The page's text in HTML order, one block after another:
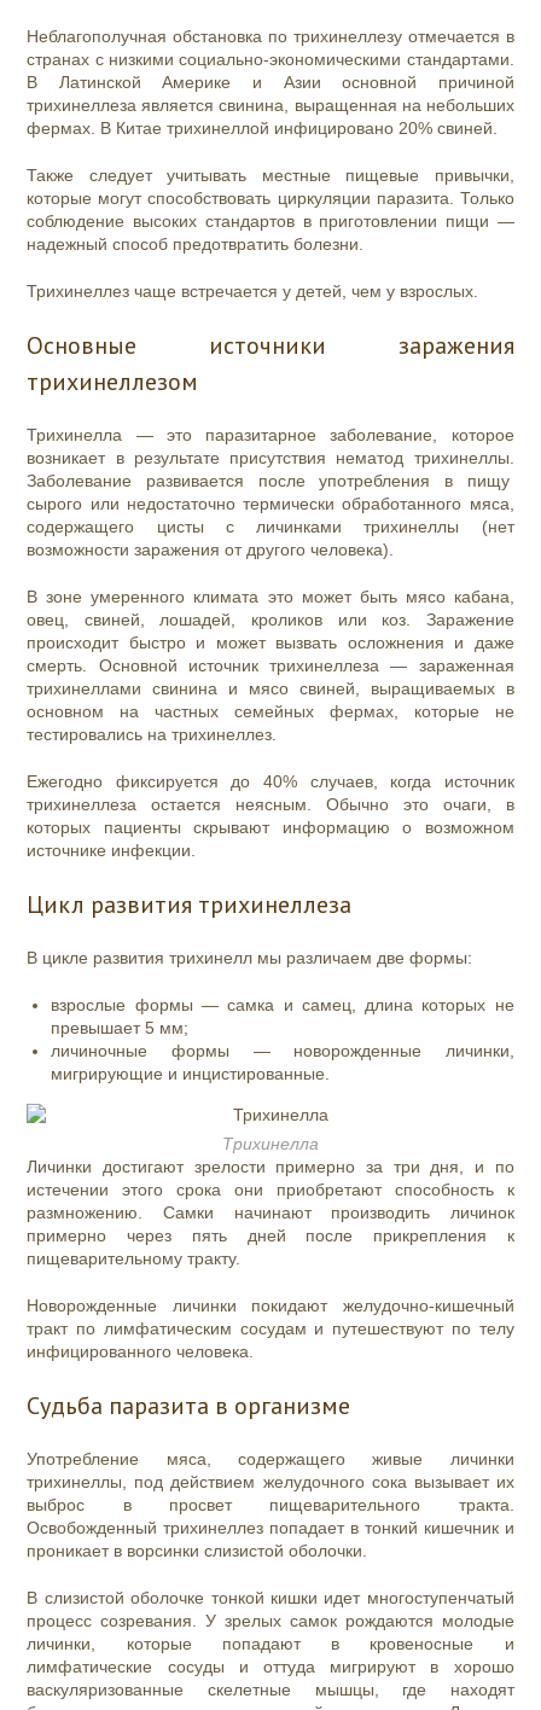
Неблагополучная обстановка по трихинеллезу отмечается в
странах с низкими социально-экономическими стандартами.
В Латинской Америке и Азии основной причиной
трихинеллеза является свинина, выращенная на небольших
фермах. В Китае трихинеллой инфицировано 20% свиней.
Также следует учитывать местные пищевые привычки,
которые могут способствовать циркуляции паразита. Только
соблюдение высоких стандартов в приготовлении пищи —
надежный способ предотвратить болезни.
Трихинеллез чаще встречается у детей, чем у взрослых.
Основные источники заражения
трихинеллезом
Трихинелла — это паразитарное заболевание, которое
возникает в результате присутствия нематод трихинеллы.
Заболевание развивается после употребления в пищу
сырого или недостаточно термически обработанного мяса,
содержащего цисты с личинками трихинеллы (нет
возможности заражения от другого человека).
В зоне умеренного климата это может быть мясо кабана,
овец, свиней, лошадей, кроликов или коз. Заражение
происходит быстро и может вызвать осложнения и даже
смерть. Основной источник трихинеллеза — зараженная
трихинеллами свинина и мясо свиней, выращиваемых в
основном на частных семейных фермах, которые не
тестировались на трихинеллез.
Ежегодно фиксируется до 40% случаев, когда источник
трихинеллеза остается неясным. Обычно это очаги, в
которых пациенты скрывают информацию о возможном
источнике инфекции.
Цикл развития трихинеллеза
В цикле развития трихинелл мы различаем две формы:
взрослые формы — самка и самец, длина которых не
превышает 5 мм;
личиночные формы — новорожденные личинки,
мигрирующие и инцистированные.
Трихинелла
Личинки достигают зрелости примерно за три дня, и по
истечении этого срока они приобретают способность к
размножению. Самки начинают производить личинок
примерно через пять дней после прикрепления к
пищеварительному тракту.
Новорожденные личинки покидают желудочно-кишечный
тракт по лимфатическим сосудам и путешествуют по телу
инфицированного человека.
Судьба паразита в организме
Употребление мяса, содержащего живые личинки
трихинеллы, под действием желудочного сока вызывает их
выброс в просвет пищеварительного тракта.
Освобожденный трихинеллез попадает в тонкий кишечник и
проникает в ворсинки слизистой оболочки.
В слизистой оболочке тонкой кишки идет многоступенчатый
процесс созревания. У зрелых самок рождаются молодые
личинки, которые попадают в кровеносные и
лимфатические сосуды и оттуда мигрируют в хорошо
васкуляризованные скелетные мышцы, где находят